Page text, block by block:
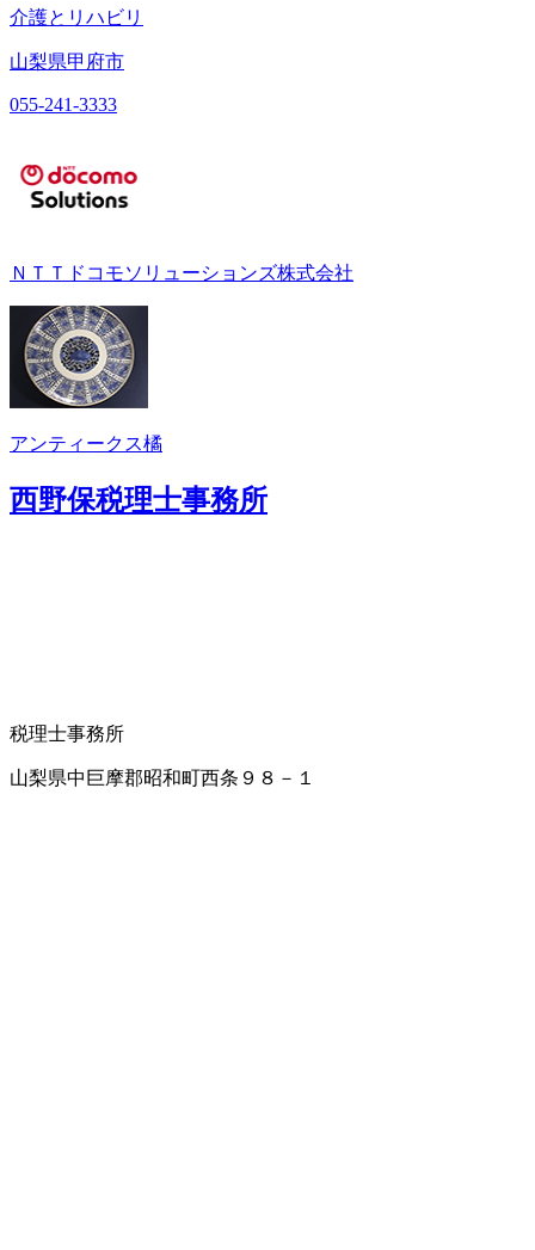
介護とリハビリ
山梨県甲府市
055-241-3333
ＮＴＴドコモソリューションズ株式会社
アンティークス橘
西野保税理士事務所
税理士事務所
山梨県中巨摩郡昭和町西条９８－１